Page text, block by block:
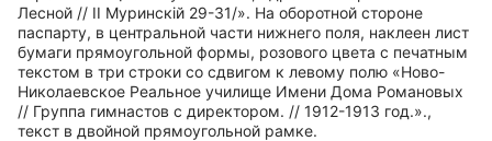
Лесной // II Муринскiй 29-31/». На оборотной стороне
паспарту, в центральной части нижнего поля, наклеен лист
бумаги прямоугольной формы, розового цвета с печатным
текстом в три строки со сдвигом к левому полю «Ново-
Николаевское Реальное училище Имени Дома Романовых
// Группа гимнастов с директором. // 1912-1913 год.».,
текст в двойной прямоугольной рамке.